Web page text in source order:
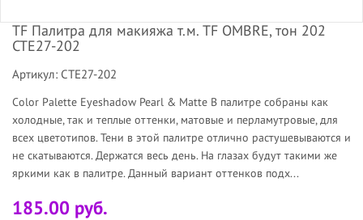
TF Палитра для макияжа т.м. TF OMBRE, тон 202
CTE27-202
Артикул: CTE27-202
Color Palette Eyeshadow Pearl & Matte В палитре собраны как
холодные, так и теплые оттенки, матовые и перламутровые, для
всех цветотипов. Тени в этой палитре отлично растушевываются и
не скатываются. Держатся весь день. На глазах будут такими же
яркими как в палитре. Данный вариант оттенков подх...
185.00 руб.